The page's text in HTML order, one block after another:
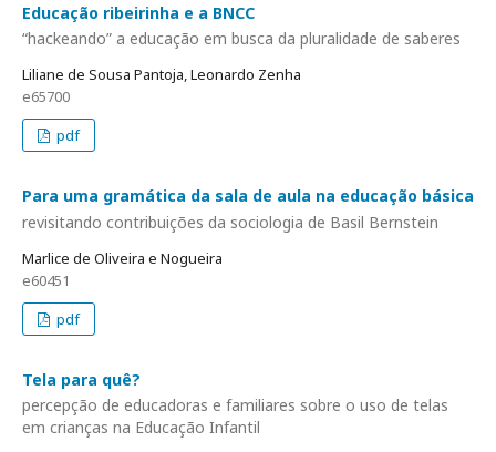
Educação ribeirinha e a BNCC
“hackeando” a educação em busca da pluralidade de saberes
Liliane de Sousa Pantoja, Leonardo Zenha
e65700
pdf
Para uma gramática da sala de aula na educação básica
revisitando contribuições da sociologia de Basil Bernstein
Marlice de Oliveira e Nogueira
e60451
pdf
Tela para quê?
percepção de educadoras e familiares sobre o uso de telas
em crianças na Educação Infantil